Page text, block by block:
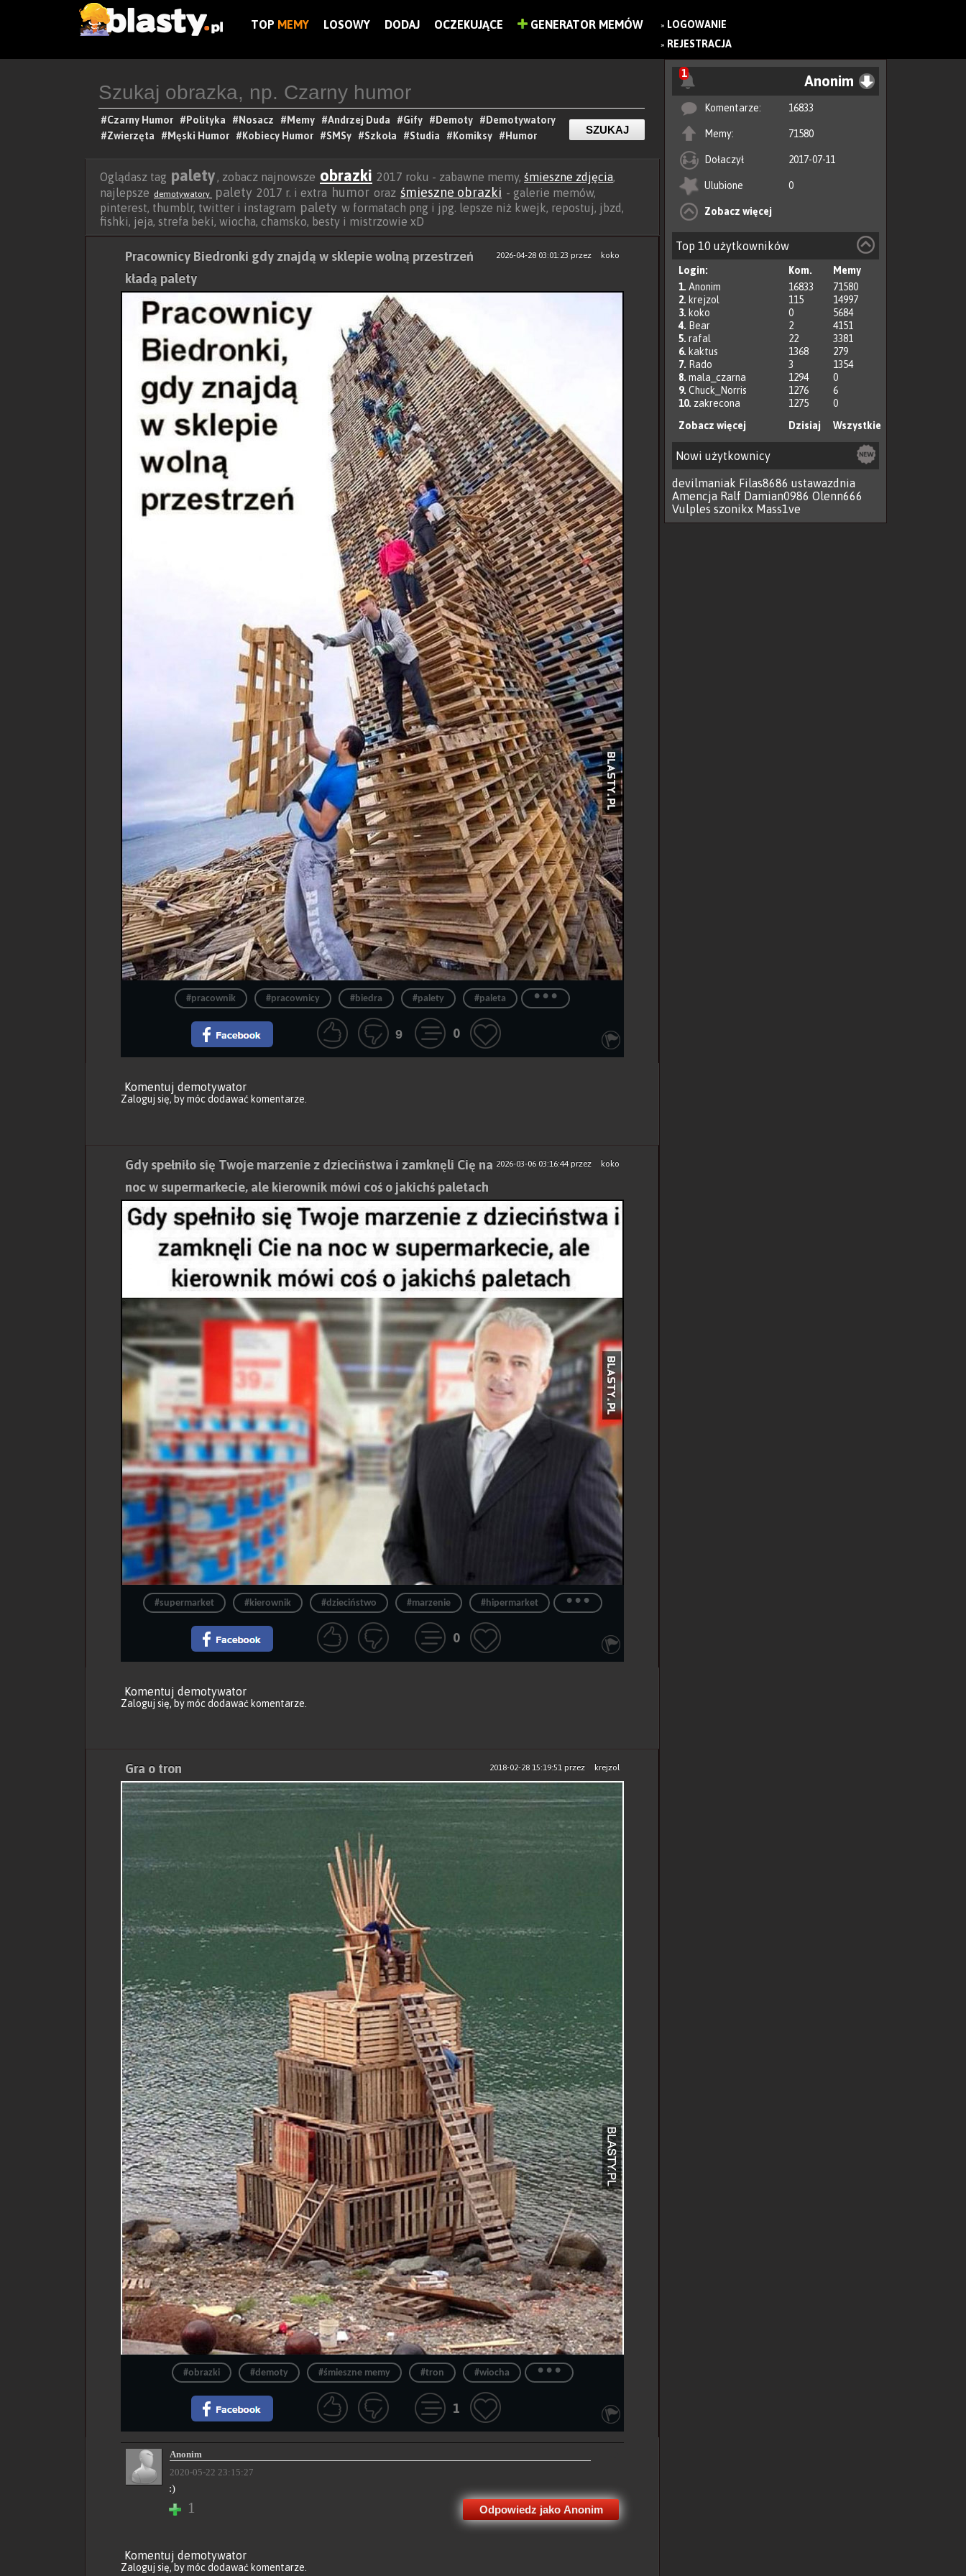
TOP MEMY LOSOWY DODAJ OCZEKUJĄCE GENERATOR MEMÓW » LOGOWANIE
» REJESTRACJA
1 Anonim
Komentarze: 16833
Memy: 71580
Dołaczył 2017-07-11
Ulubione 0
Zobacz więcej
Top 10 użytkowników
Login: Kom.
Memy
1. Anonim 16833
71580
2. krejzol 115
14997
3. koko 0
5684
4. Bear 2
4151
5. rafal 22
3381
6. kaktus 1368
279
7. Rado 3
1354
8. mala_czarna 1294
0
9. Chuck_Norris 1276
6
10. zakrecona 1275
0
Zobacz więcej
Dzisiaj Wszystkie
Nowi użytkownicy
devilmaniak Filas8686 ustawazdnia
Amencja Ralf Damian0986 Olenn666
Vulples szonikx Mass1ve
#Czarny Humor #Polityka #Nosacz #Memy #Andrzej Duda #Gify #Demoty
#Demotywatory
#Zwierzęta
#Męski Humor #Kobiecy Humor #SMSy #Szkoła #Studia #Komiksy #Humor
Oglądasz tag palety, zobacz najnowsze obrazki 2017 roku - zabawne memy, śmieszne zdjęcia,
najlepsze demotywatory palety 2017 r. i extra humor oraz śmieszne obrazki - galerie memów,
pinterest, thumblr, twitter i instagram palety w formatach png i jpg. lepsze niż kwejk, repostuj, jbzd,
fishki, jeja, strefa beki, wiocha, chamsko, besty i mistrzowie xD
2026-04-28 03:01:23 przez koko
Pracownicy Biedronki gdy znajdą w sklepie wolną przestrzeń
kładą palety
#pracownik #pracownicy #biedra #palety #paleta ...
9 0
Komentuj demotywator
Zaloguj się, by móc dodawać komentarze.
2026-03-06 03:16:44przez koko
Gdy spełniło się Twoje marzenie z dzieciństwa i zamknęli Cię na
noc w supermarkecie, ale kierownik mówi coś o jakichś paletach
#supermarket #kierownik #dzieciństwo #marzenie #hipermarket ...
0
Komentuj demotywator
Zaloguj się, by móc dodawać komentarze.
2018-02-28 15:19:51przez krejzol
Gra o tron
#obrazki #demoty #śmieszne memy #tron #wiocha ...
1
Anonim
2020-05-22 23:15:27
:)
1 Odpowiedz jako Anonim
Komentuj demotywator
Zaloguj się, by móc dodawać komentarze.